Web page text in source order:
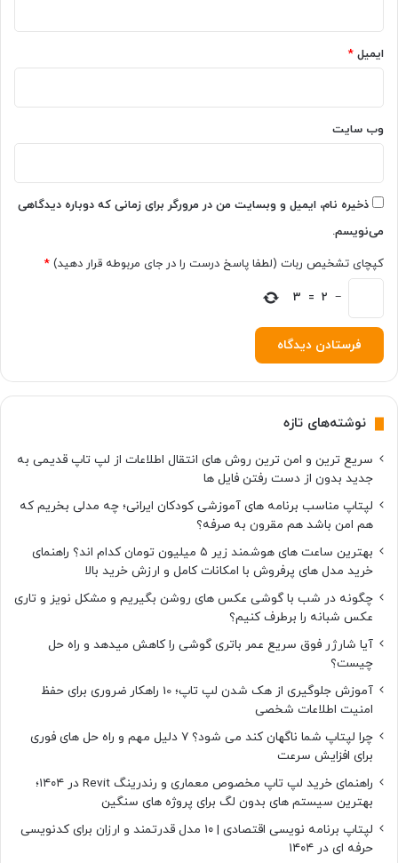
ن
ن
د
ایمیل *
وب‌ سایت
ذخیره نام، ایمیل و وبسایت من در مرورگر برای زمانی که دوباره دیدگاهی
می‌نویسم.
کپچای تشخیص ربات (لطفا پاسخ درست را در جای مربوطه قرار دهید) *
−
2
=
3
نوشته‌های تازه
سریع ترین و امن ترین روش های انتقال اطلاعات از لپ تاپ قدیمی به
جدید بدون از دست رفتن فایل ها
لپتاپ مناسب برنامه های آموزشی کودکان ایرانی؛ چه مدلی بخریم که
هم امن باشد هم مقرون به صرفه؟
بهترین ساعت های هوشمند زیر ۵ میلیون تومان کدام اند؟ راهنمای
خرید مدل های پرفروش با امکانات کامل و ارزش خرید بالا
چگونه در شب با گوشی عکس های روشن بگیریم و مشکل نویز و تاری
عکس شبانه را برطرف کنیم؟
آیا شارژر فوق سریع عمر باتری گوشی را کاهش میدهد و راه حل
چیست؟
آموزش جلوگیری از هک شدن لپ تاپ؛ 10 راهکار ضروری برای حفظ
امنیت اطلاعات شخصی
چرا لپتاپ شما ناگهان کند می شود؟ ۷ دلیل مهم و راه حل های فوری
برای افزایش سرعت
راهنمای خرید لپ تاپ مخصوص معماری و رندرینگ Revit در ۱۴۰۴؛
بهترین سیستم های بدون لگ برای پروژه های سنگین
لپتاپ برنامه نویسی اقتصادی | ۱۰ مدل قدرتمند و ارزان برای کدنویسی
حرفه ای در ۱۴۰۴